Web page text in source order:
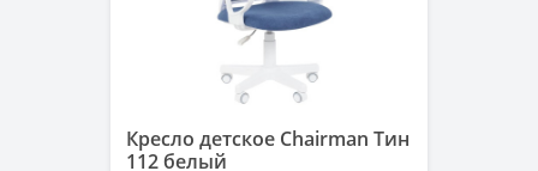
Кресло детское Chairman Тин
112 белый